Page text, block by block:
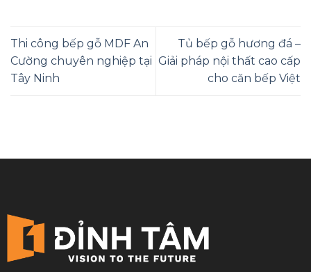
Thi công bếp gỗ MDF An
Cường chuyên nghiệp tại
Tây Ninh
Tủ bếp gỗ hương đá –
Giải pháp nội thất cao cấp
cho căn bếp Việt